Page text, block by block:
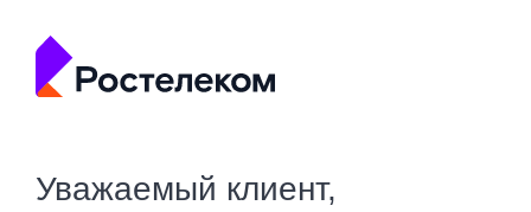
Уважаемый клиент,